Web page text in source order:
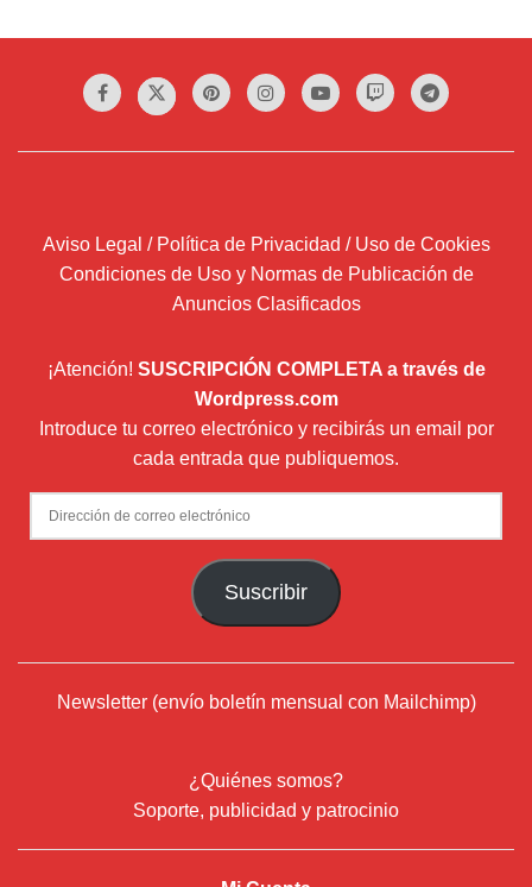
Aviso Legal / Política de Privacidad / Uso de Cookies
Condiciones de Uso y Normas de Publicación de
Anuncios Clasificados
¡Atención! SUSCRIPCIÓN COMPLETA a través de
Wordpress.com
Introduce tu correo electrónico y recibirás un email por
cada entrada que publiquemos.
Dirección
de
Suscribir
Newsletter (envío boletín mensual con Mailchimp)
¿Quiénes somos?
Soporte, publicidad y patrocinio